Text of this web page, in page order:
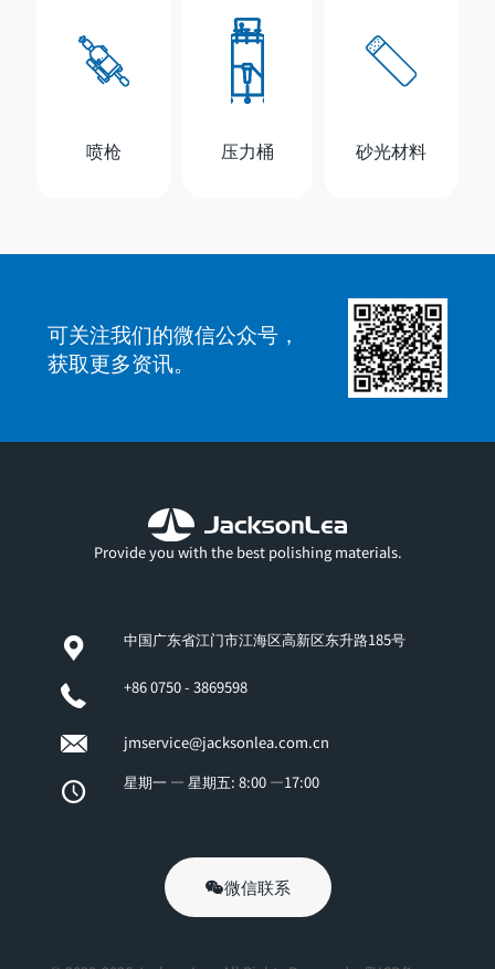
喷枪 压力桶 砂光材料
可关注我们的微信公众号，
获取更多资讯。
Provide you with the best polishing materials.
中国广东省江门市江海区高新区东升路185号
+86 0750 - 3869598
jmservice@jacksonlea.com.cn
星期一 — 星期五: 8:00 —17:00
微信联系